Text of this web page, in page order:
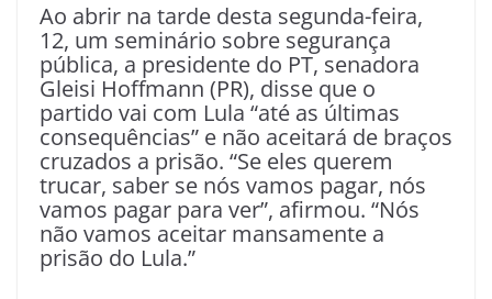
Ao abrir na tarde desta segunda-feira,
12, um seminário sobre segurança
pública, a presidente do PT, senadora
Gleisi Hoffmann (PR), disse que o
partido vai com Lula “até as últimas
consequências” e não aceitará de braços
cruzados a prisão. “Se eles querem
trucar, saber se nós vamos pagar, nós
vamos pagar para ver”, afirmou. “Nós
não vamos aceitar mansamente a
prisão do Lula.”